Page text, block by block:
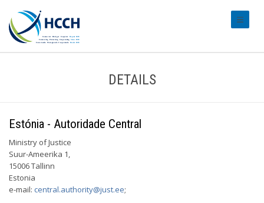
DETAILS
Estónia - Autoridade Central
Ministry of Justice
Suur-Ameerika 1,
15006 Tallinn
Estonia
e-mail: central.authority@just.ee;